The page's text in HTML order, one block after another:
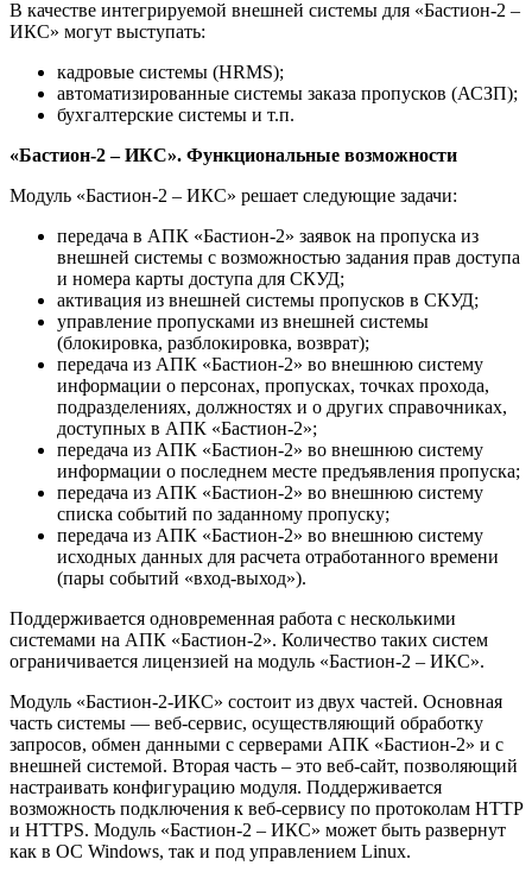
В качестве интегрируемой внешней системы для «Бастион-2 –
ИКС» могут выступать:
кадровые системы (HRMS);
автоматизированные системы заказа пропусков (АСЗП);
бухгалтерские системы и т.п.
«Бастион-2 – ИКС». Функциональные возможности
Модуль «Бастион-2 – ИКС» решает следующие задачи:
передача в АПК «Бастион-2» заявок на пропуска из
внешней системы с возможностью задания прав доступа
и номера карты доступа для СКУД;
активация из внешней системы пропусков в СКУД;
управление пропусками из внешней системы
(блокировка, разблокировка, возврат);
передача из АПК «Бастион-2» во внешнюю систему
информации о персонах, пропусках, точках прохода,
подразделениях, должностях и о других справочниках,
доступных в АПК «Бастион-2»;
передача из АПК «Бастион-2» во внешнюю систему
информации о последнем месте предъявления пропуска;
передача из АПК «Бастион-2» во внешнюю систему
списка событий по заданному пропуску;
передача из АПК «Бастион-2» во внешнюю систему
исходных данных для расчета отработанного времени
(пары событий «вход-выход»).
Поддерживается одновременная работа с несколькими
системами на АПК «Бастион-2». Количество таких систем
ограничивается лицензией на модуль «Бастион-2 – ИКС».
Модуль «Бастион-2-ИКС» состоит из двух частей. Основная
часть системы — веб-сервис, осуществляющий обработку
запросов, обмен данными с серверами АПК «Бастион-2» и с
внешней системой. Вторая часть – это веб-сайт, позволяющий
настраивать конфигурацию модуля. Поддерживается
возможность подключения к веб-сервису по протоколам HTTP
и HTTPS. Модуль «Бастион-2 – ИКС» может быть развернут
как в ОС Windows, так и под управлением Linux.